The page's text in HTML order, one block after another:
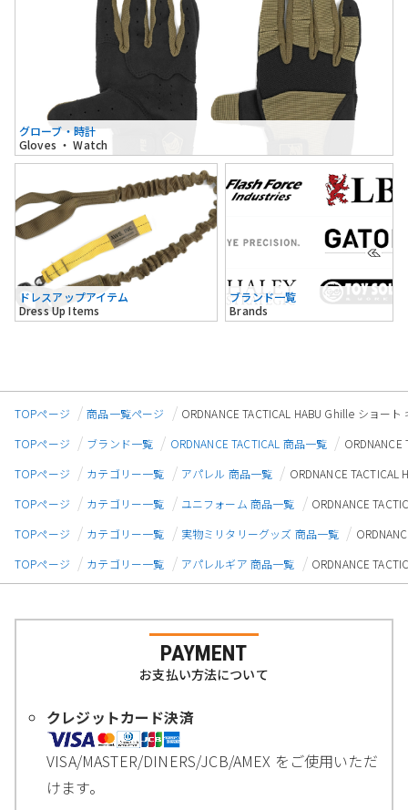
グローブ・時計
Gloves ・ Watch
ドレスアップアイテム
Dress Up Items
ブランド一覧
Brands
TOPページ 商品一覧ページ
ORDNANCE TACTICAL HABU Ghille ショー
TOPページ
ブランド一覧 ORDNANCE TACTICAL 商品一覧
TOPページ
カテゴリー一覧 アパレル 商品一覧
ORDNANCE
TOPページ
カテゴリー一覧 ユニフォーム 商品一覧
ORDNANCE
TOPページ
カテゴリー一覧 実物ミリタリーグッズ 商品一覧
TOPページ
カテゴリー一覧 アパレルギア 商品一覧 ORDNANCE
PAYMENT
お支払い方法について
クレジットカード決済
VISA/MASTER/DINERS/JCB/AMEX をご使用いただ
けます。